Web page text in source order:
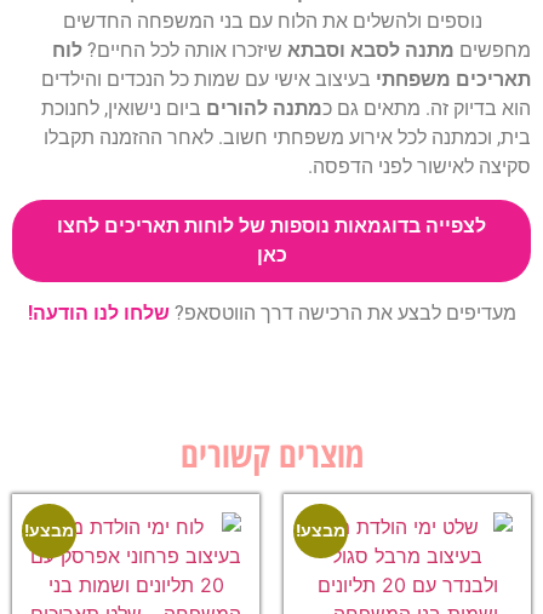
נוספים ולהשלים את הלוח עם בני המשפחה החדשים
מחפשים מתנה לסבא וסבתא שיזכרו אותה לכל החיים? לוח
תאריכים משפחתי בעיצוב אישי עם שמות כל הנכדים והילדים
הוא בדיוק זה. מתאים גם כמתנה להורים ביום נישואין, לחנוכת
בית, וכמתנה לכל אירוע משפחתי חשוב. לאחר ההזמנה תקבלו
סקיצה לאישור לפני הדפסה.
לצפייה בדוגמאות נוספות של לוחות תאריכים לחצו
כאן
מעדיפים לבצע את הרכישה דרך הווטסאפ?שלחו לנו הודעה!
מוצרים קשורים
מבצע! מבצע!